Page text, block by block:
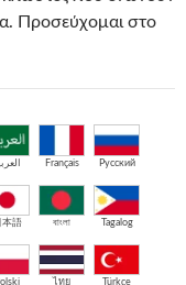
Προσεύχομαι στο
Français Русский
本語 বাংলা Tagalog
ไทย Türkçe